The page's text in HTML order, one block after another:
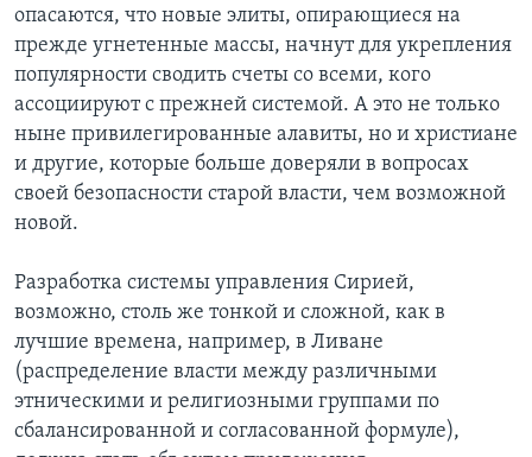
опасаются, что новые элиты, опирающиеся на
прежде угнетенные массы, начнут для укрепления
популярности сводить счеты со всеми, кого
ассоциируют с прежней системой. А это не только
ныне привилегированные алавиты, но и христиане
и другие, которые больше доверяли в вопросах
своей безопасности старой власти, чем возможной
новой.
Разработка системы управления Сирией,
возможно, столь же тонкой и сложной, как в
лучшие времена, например, в Ливане
(распределение власти между различными
этническими и религиозными группами по
сбалансированной и согласованной формуле),